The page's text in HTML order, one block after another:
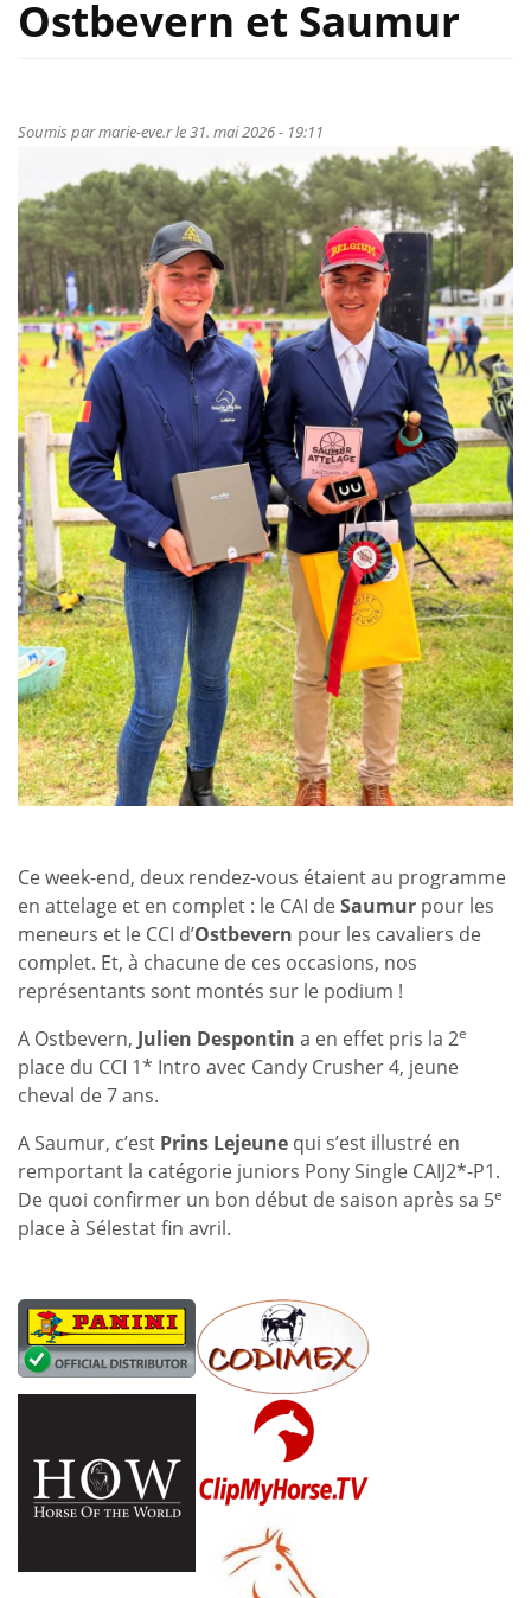
Ostbevern et Saumur
Soumis parmarie-eve.rle 31. mai 2026 - 19:11
Ce week-end, deux rendez-vous étaient au programme
en attelage et en complet : le CAI deSaumur pour les
meneurs et le CCI d’Ostbevern pour les cavaliers de
complet. Et, à chacune de ces occasions, nos
représentants sont montés sur le podium !
A Ostbevern, Julien Despontin a en effet pris la 2e
place du CCI 1* Intro avec Candy Crusher 4, jeune
cheval de 7 ans.
A Saumur, c’est Prins Lejeune qui s’est illustré en
remportant la catégorie juniors Pony Single CAIJ2*-P1.
De quoi confirmer un bon début de saison après sa 5e
place à Sélestat fin avril.